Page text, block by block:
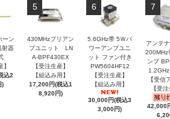
ーン
射器
】
込2
)
5
430MHzプリアン
プユニット LN
A-BPF430EX
【受注生産】
【組込み用】
17,200円(税込1
8,920円)
6
5.6GHz帯 5Ｗパ
ワーアンプユニ
ット ファン付き
PW5604HF12
【受注生産】
【組込み用】
30,000円(税込3
3,000円)
7
アンテ
200MHz
ンプ
【受信
【受注
42,000